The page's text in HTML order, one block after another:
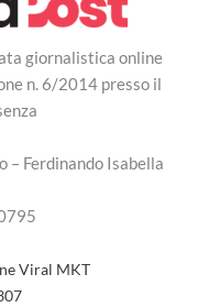
giornalistica online
n. 6/2014 presso il
– Ferdinando Isabella
Viral MKT